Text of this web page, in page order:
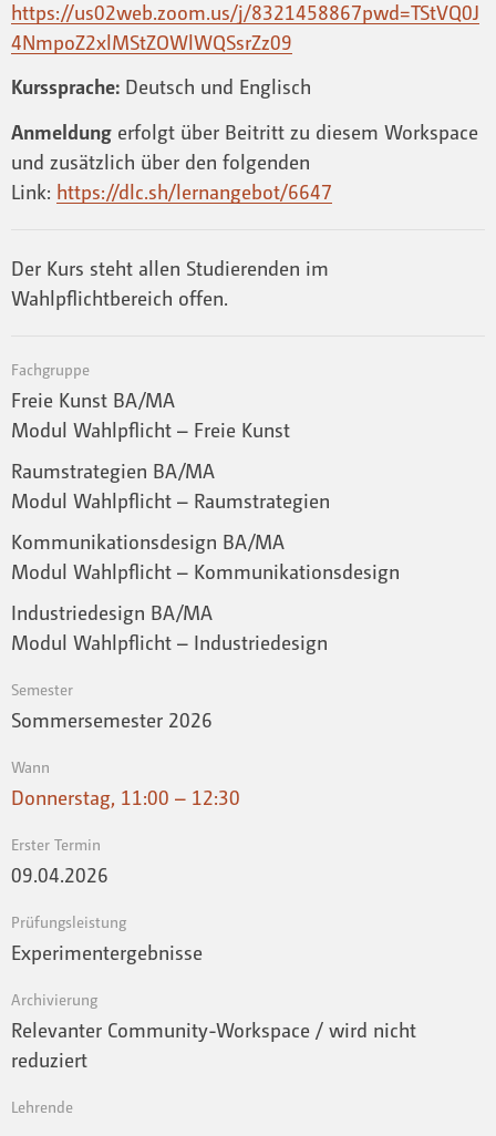
https://us02web.zoom.us/j/8321458867pwd=TStVQ0J
4NmpoZ2xlMStZOWlWQSsrZz09
Kurssprache: Deutsch und Englisch
Anmeldung erfolgt über Beitritt zu diesem Workspace
und zusätzlich über den folgenden
Link: https://dlc.sh/lernangebot/6647
Der Kurs steht allen Studierenden im
Wahlpflichtbereich offen.
Fachgruppe
Freie Kunst BA/MA
Modul Wahlpflicht – Freie Kunst
Raumstrategien BA/MA
Modul Wahlpflicht – Raumstrategien
Kommunikationsdesign BA/MA
Modul Wahlpflicht – Kommunikationsdesign
Industriedesign BA/MA
Modul Wahlpflicht – Industriedesign
Semester
Sommersemester 2026
Wann
Donnerstag, 11:00 – 12:30
Erster Termin
09.04.2026
Prüfungsleistung
Experimentergebnisse
Archivierung
Relevanter Community-Workspace / wird nicht
reduziert
Lehrende